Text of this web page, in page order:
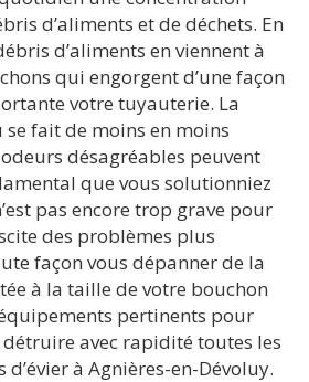
d’aliments et de déchets. En
d’aliments en viennent à
qui engorgent d’une façon
votre tuyauterie. La
se fait de moins en moins
désagréables peuvent
que vous solutionniez
pas encore trop grave pour
des problèmes plus
façon vous dépanner de la
à la taille de votre bouchon
pertinents pour
avec rapidité toutes les
à Agnières-en-Dévoluy.